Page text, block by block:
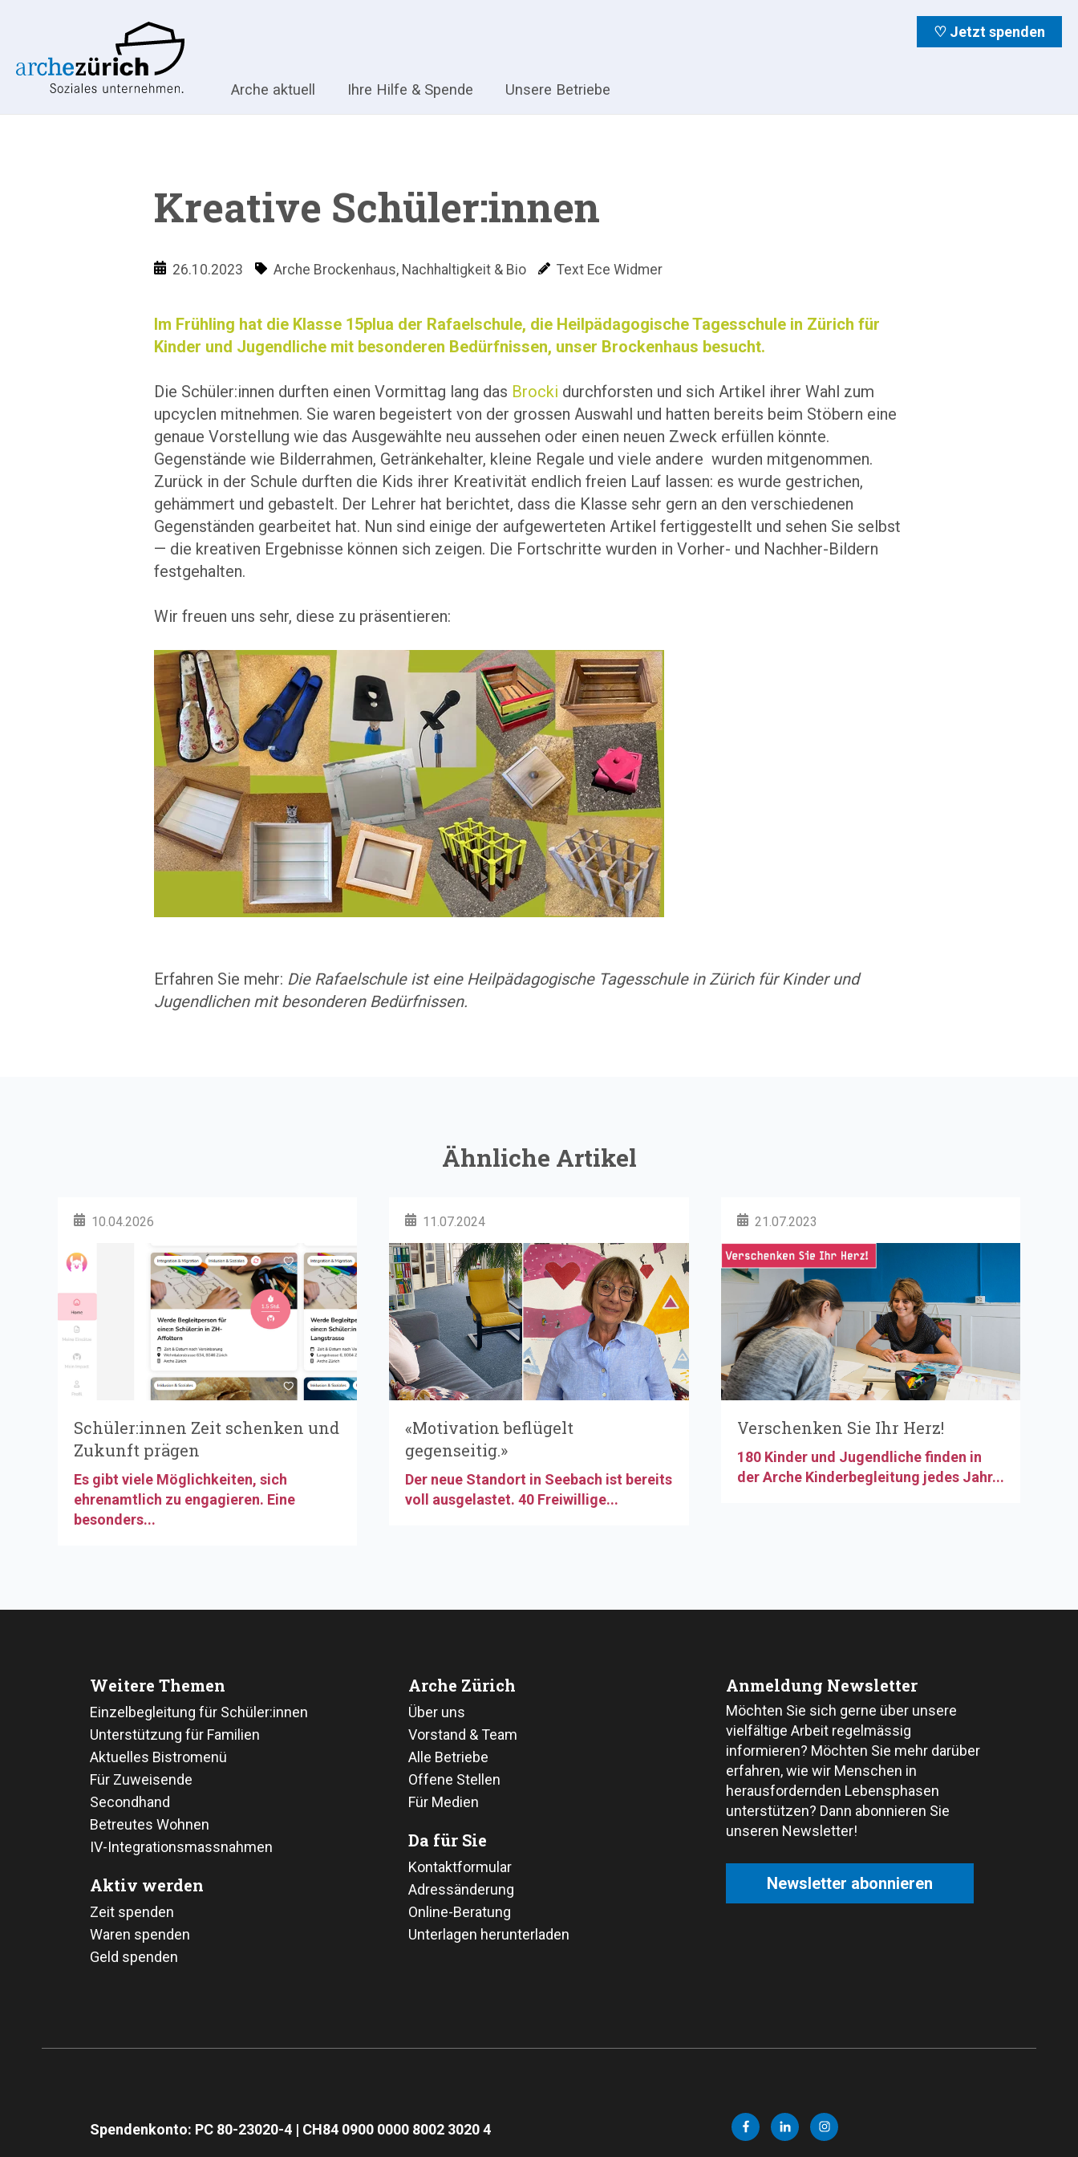
♡ Jetzt spenden
Arche aktuell Ihre Hilfe & Spende Unsere Betriebe
Kreative Schüler:innen
26.10.2023 Arche Brockenhaus, Nachhaltigkeit & Bio Text Ece Widmer
Im Frühling hat die Klasse 15plua der Rafaelschule, die Heilpädagogische Tagesschule in Zürich für
Kinder und Jugendliche mit besonderen Bedürfnissen, unser Brockenhaus besucht.
Die Schüler:innen durften einen Vormittag lang das Brocki durchforsten und sich Artikel ihrer Wahl zum
upcyclen mitnehmen. Sie waren begeistert von der grossen Auswahl und hatten bereits beim Stöbern eine
genaue Vorstellung wie das Ausgewählte neu aussehen oder einen neuen Zweck erfüllen könnte.
Gegenstände wie Bilderrahmen, Getränkehalter, kleine Regale und viele andere wurden mitgenommen.
Zurück in der Schule durften die Kids ihrer Kreativität endlich freien Lauf lassen: es wurde gestrichen,
gehämmert und gebastelt. Der Lehrer hat berichtet, dass die Klasse sehr gern an den verschiedenen
Gegenständen gearbeitet hat. Nun sind einige der aufgewerteten Artikel fertiggestellt und sehen Sie selbst
— die kreativen Ergebnisse können sich zeigen. Die Fortschritte wurden in Vorher- und Nachher-Bildern
festgehalten.
Wir freuen uns sehr, diese zu präsentieren:
Erfahren Sie mehr: Die Rafaelschule ist eine Heilpädagogische Tagesschule in Zürich für Kinder und
Jugendlichen mit besonderen Bedürfnissen.
Ähnliche Artikel
10.04.2026
Schüler:innen Zeit schenken und
Zukunft prägen
Es gibt viele Möglichkeiten, sich
ehrenamtlich zu engagieren. Eine
besonders...
11.07.2024
«Motivation beflügelt
gegenseitig.»
Der neue Standort in Seebach ist bereits
voll ausgelastet. 40 Freiwillige...
21.07.2023
Verschenken Sie Ihr Herz!
180 Kinder und Jugendliche finden in
der Arche Kinderbegleitung jedes Jahr...
Weitere Themen
Einzelbegleitung für Schüler:innen
Unterstützung für Familien
Aktuelles Bistromenü
Für Zuweisende
Secondhand
Betreutes Wohnen
IV-Integrationsmassnahmen
Aktiv werden
Zeit spenden
Waren spenden
Geld spenden
Arche Zürich
Über uns
Vorstand & Team
Alle Betriebe
Offene Stellen
Für Medien
Da für Sie
Kontaktformular
Adressänderung
Online-Beratung
Unterlagen herunterladen
Anmeldung Newsletter
Möchten Sie sich gerne über unsere
vielfältige Arbeit regelmässig
informieren? Möchten Sie mehr darüber
erfahren, wie wir Menschen in
herausfordernden Lebensphasen
unterstützen? Dann abonnieren Sie
unseren Newsletter!
Newsletter abonnieren
Spendenkonto: PC 80-23020-4 | CH84 0900 0000 8002 3020 4